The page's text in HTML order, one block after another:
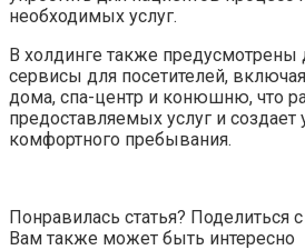
необходимых услуг.
В холдинге также предусмотрены
сервисы для посетителей,
дома, спа-центр и конюшню, что
предоставляемых услуг и создает
комфортного пребывания.
Понравилась статья? Поделиться
Вам также может быть интересно